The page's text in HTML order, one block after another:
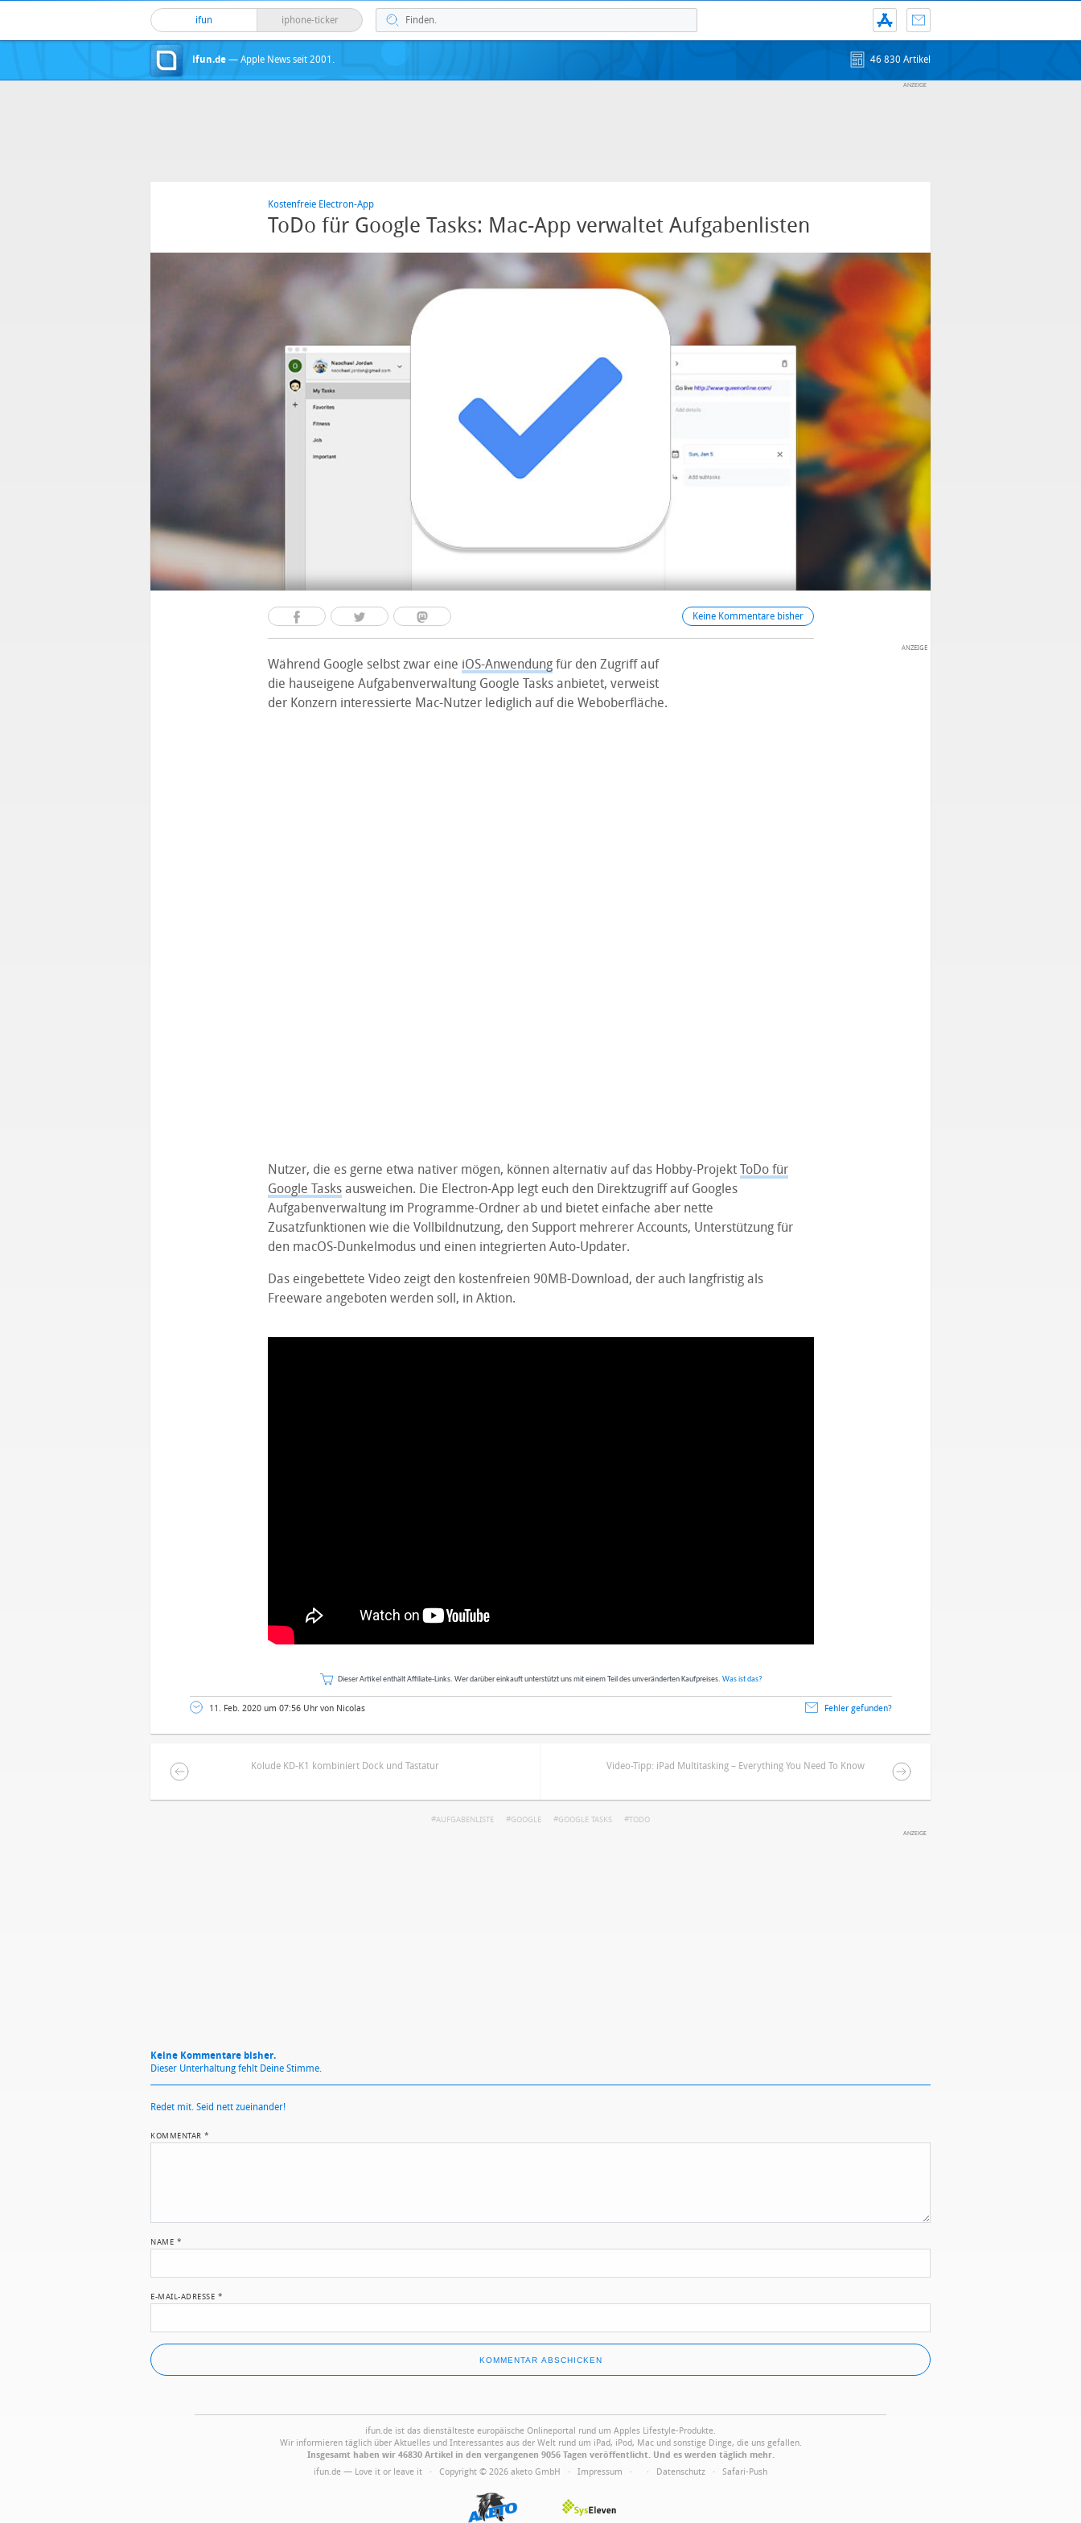
ifun iphone-ticker
ifun.de — Apple News seit 2001. 46 830 Artikel
Kostenfreie Electron-App
ToDo für Google Tasks: Mac-App verwaltet Aufgabenlisten
Keine Kommentare bisher
Während Google selbst zwar eine iOS-Anwendungfür den Zugriff auf
die hauseigene Aufgabenverwaltung Google Tasks anbietet, verweist
der Konzern interessierte Mac-Nutzer lediglich auf die Weboberfläche.
Nutzer, die es gerne etwa nativer mögen, können alternativ auf das Hobby-Projekt ToDo für
Google Tasksausweichen. Die Electron-App legt euch den Direktzugriff auf Googles
Aufgabenverwaltung im Programme-Ordner ab und bietet einfache aber nette
Zusatzfunktionen wie die Vollbildnutzung, den Support mehrerer Accounts, Unterstützung für
den macOS-Dunkelmodus und einen integrierten Auto-Updater.
Das eingebettete Video zeigt den kostenfreien 90MB-Download, der auch langfristig als
Freeware angeboten werden soll, in Aktion.
Dieser Artikel enthält Affiliate-Links. Wer darüber einkauft unterstützt uns mit einem Teil des unveränderten Kaufpreises. Was ist das?
11. Feb. 2020 um 07:56 Uhr von Nicolas Fehler gefunden?
Kolude KD-K1 kombiniert Dock und Tastatur Video-Tipp: iPad Multitasking – Everything You Need To Know
AUFGABENLISTE GOOGLE GOOGLE TASKS TODO
Keine Kommentare bisher.
Dieser Unterhaltung fehlt Deine Stimme.
Redet mit. Seid nett zueinander!
KOMMENTAR *
NAME *
E-MAIL-ADRESSE *
ifun.de ist das dienstälteste europäische Onlineportal rund um Apples Lifestyle-Produkte.
Wir informieren täglich über Aktuelles und Interessantes aus der Welt rund um iPad, iPod, Mac und sonstige Dinge, die uns gefallen.
Insgesamt haben wir 46830 Artikel in den vergangenen 9056 Tagen veröffentlicht. Und es werden täglich mehr.
ifun.de — Love it or leave it · Copyright © 2026 aketo GmbH · Impressum · · Datenschutz · Safari-Push